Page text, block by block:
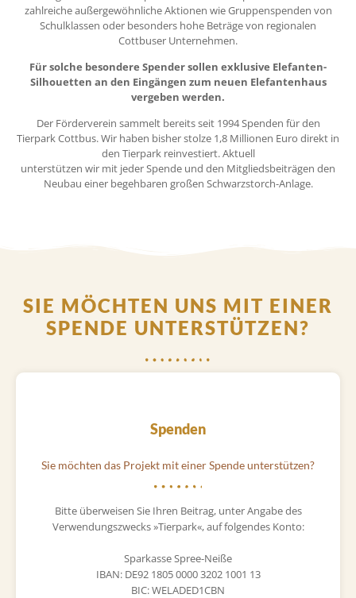
zahlreiche außergewöhnliche Aktionen wie Gruppenspenden von
Schulklassen oder besonders hohe Beträge von regionalen
Cottbuser Unternehmen.
Für solche besondere Spender sollen exklusive Elefanten-
Silhouetten an den Eingängen zum neuen Elefantenhaus
vergeben werden.
Der Förderverein sammelt bereits seit 1994 Spenden für den
Tierpark Cottbus. Wir haben bisher stolze 1,8 Millionen Euro direkt in
den Tierpark reinvestiert. Aktuell
unterstützen wir mit jeder Spende und den Mitgliedsbeiträgen den
Neubau einer begehbaren großen Schwarzstorch-Anlage.
SIE MÖCHTEN UNS MIT EINER
SPENDE UNTERSTÜTZEN?
Spenden
Sie möchten das Projekt mit einer Spende unterstützen?
Bitte überweisen Sie Ihren Beitrag, unter Angabe des
Verwendungszwecks »Tierpark«, auf folgendes Konto:
Sparkasse Spree-Neiße
IBAN: DE92 1805 0000 3202 1001 13
BIC: WELADED1CBN